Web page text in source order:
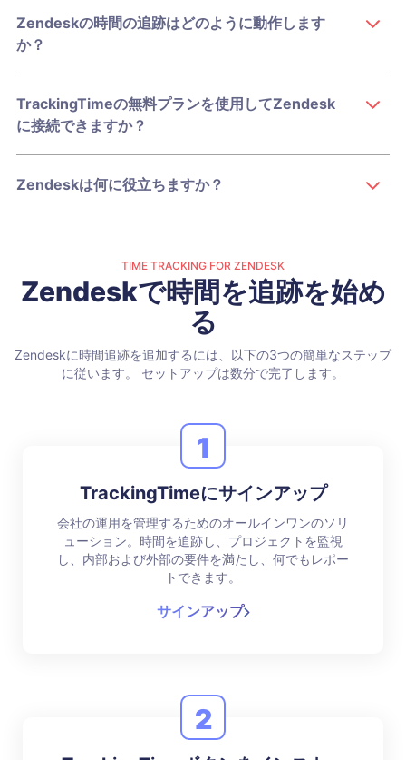
Zendeskの時間の追跡はどのように動作します
か？
TrackingTimeの無料プランを使用してZendesk
に接続できますか？
Zendeskは何に役立ちますか？
TIME TRACKING FOR ZENDESK
Zendeskで時間を追跡を始め
る
Zendeskに時間追跡を追加するには、以下の3つの簡単なステップ
に従います。
セットアップは数分で完了します。
1
TrackingTimeにサインアップ
会社の運用を管理するためのオールインワンのソリ
ューション。時間を追跡し、プロジェクトを監視
し、内部および外部の要件を満たし、何でもレポー
トできます。
サインアップ
2